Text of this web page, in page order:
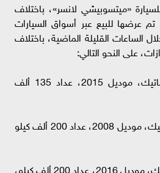
«ميتسوبيشي لانسر»، باختلاف
تم عرضها للبيع عبر أسواق السيارات
الساعات القليلة الماضية، باختلاف
على النحو التالي:
ميتسوبيشي لانسر ، أتوماتيك، موديل 2015، عداد 135 ألف
ميتسوبيشي لانسر ، أتوماتيك، موديل 2008، عداد 200 ألف كيلو
ميتسوبيشي لانسر، أتوماتيك، موديل 2016، عداد 200 ألف كيلو،